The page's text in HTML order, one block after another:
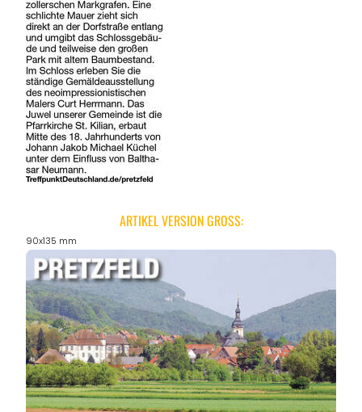
ARTIKEL VERSION GROSS:
90x135 mm